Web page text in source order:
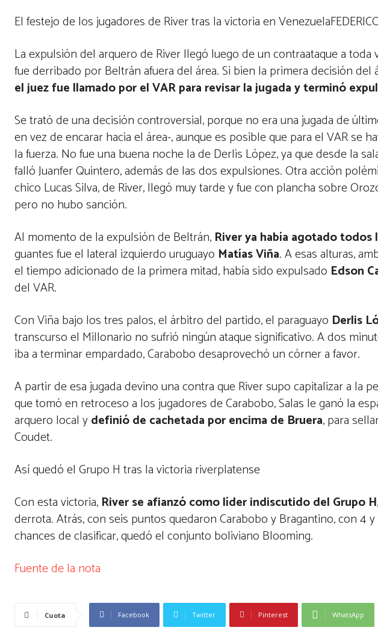
El festejo de los jugadores de River tras la victoria en
La expulsión del arquero de River llegó luego de un contraataque a
fue derribado por Beltrán afuera del área. Si bien la primera decisión
el juez fue llamado por el VAR para revisar la jugada y terminó
Se trató de una decisión controversial, porque no era una jugada de
en vez de encarar hacia el área-, aunque es posible que para el VAR se
la fuerza. No fue una buena noche la de Derlis López, ya que desde la
falló Juanfer Quintero, además de las dos expulsiones. Otra acción
chico Lucas Silva, de River, llegó muy tarde y fue con plancha sobre
pero no hubo sanción.
Al momento de la expulsión de Beltrán, River ya había agotado todos
guantes fue el lateral izquierdo uruguayo Matías Viña. A esas alturas,
el tiempo adicionado de la primera mitad, había sido expulsado Edson
del VAR.
Con Viña bajo los tres palos, el árbitro del partido, el paraguayo Derlis
transcurso el Millonario no sufrió ningún ataque significativo. A dos
iba a terminar empardado, Carabobo desaprovechó un córner a favor.
A partir de esa jugada devino una contra que River supo capitalizar a la
que tomó en retroceso a los jugadores de Carabobo, Salas le ganó la
arquero local ydefinió de cachetada por encima de Bruera, para
Coudet.
Así quedó el Grupo H tras la victoria riverplatense
Con esta victoria, River se afianzó como líder indiscutido del Grupo H
derrota. Atrás, con seis puntos quedaron Carabobo y Bragantino, con 4
chances de clasificar, quedó el conjunto boliviano Blooming.
Fuente de la nota
Cuota Facebook Twitter Pinterest WhatsApp